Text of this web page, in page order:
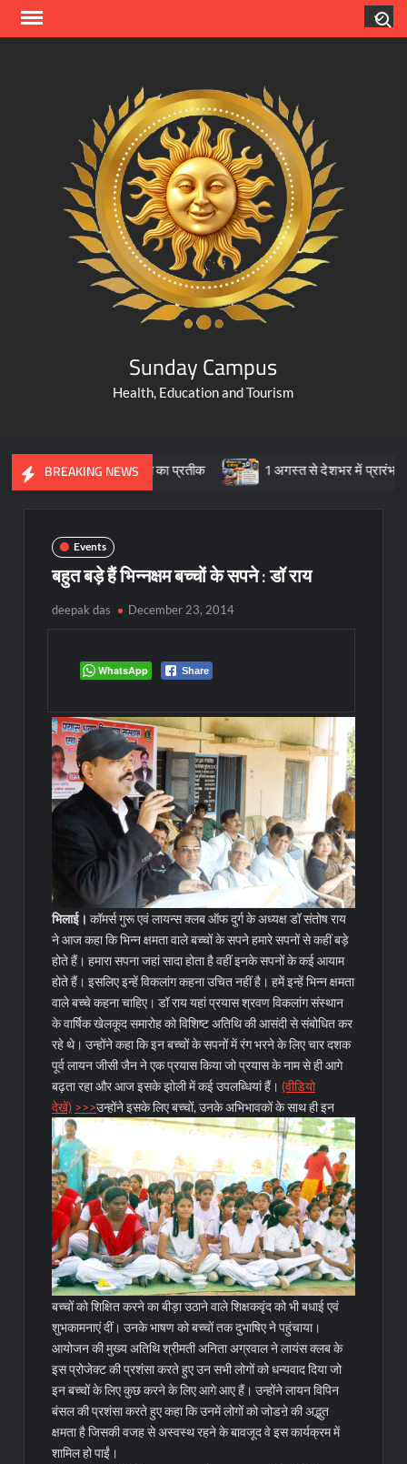
Skip
Sunday Campus
Health, Education and Tourism
BREAKING NEWS
विरासत का प्रतीक 1 अगस्त से देशभर में प्रारंभ हुआ ’मीडियेशन
Events
बहुत बड़े हैं भिन्नक्षम बच्चों के सपने : डॉ राय
deepak das December 23, 2014
WhatsApp Share
भिलाई। कॉमर्स गुरू एवं लायन्स क्लब ऑफ दुर्ग के अध्यक्ष डॉ संतोष राय
ने आज कहा कि भिन्न क्षमता वाले बच्चों के सपने हमारे सपनों से कहीं बड़े
होते हैं। हमारा सपना जहां सादा होता है वहीं इनके सपनों के कई आयाम
होते हैं। इसलिए इन्हें विकलांग कहना उचित नहीं है। हमें इन्हें भिन्न क्षमता
वाले बच्चे कहना चाहिए। डॉ राय यहां प्रयास श्रवण विकलांग संस्थान
के वार्षिक खेलकूद समारोह को विशिष्ट अतिथि की आसंदी से संबोधित कर
रहे थे। उन्होंने कहा कि इन बच्चों के सपनों में रंग भरने के लिए चार दशक
पूर्व लायन जीसी जैन ने एक प्रयास किया जो प्रयास के नाम से ही आगे
बढ़ता रहा और आज इसके झोली में कई उपलब्धियां हैं। (वीडियो
देखें) >>>उन्होंने इसके लिए बच्चों, उनके अभिभावकों के साथ ही इन
बच्चों को शिक्षित करने का बीड़ा उठाने वाले शिक्षकवृंद को भी बधाई एवं
शुभकामनाएं दीं। उनके भाषण को बच्चों तक दुभाषिए ने पहुंचाया।
आयोजन की मुख्य अतिथि श्रीमती अनिता अग्रवाल ने लायंस क्लब के
इस प्रोजेक्ट की प्रशंसा करते हुए उन सभी लोगों को धन्यवाद दिया जो
इन बच्चों के लिए कुछ करने के लिए आगे आए हैं। उन्होंने लायन विपिन
बंसल की प्रशंसा करते हुए कहा कि उनमें लोगों को जोडऩे की अद्भुत
क्षमता है जिसकी वजह से अस्वस्थ रहने के बावजूद वे इस कार्यक्रम में
शामिल हो पाईं।